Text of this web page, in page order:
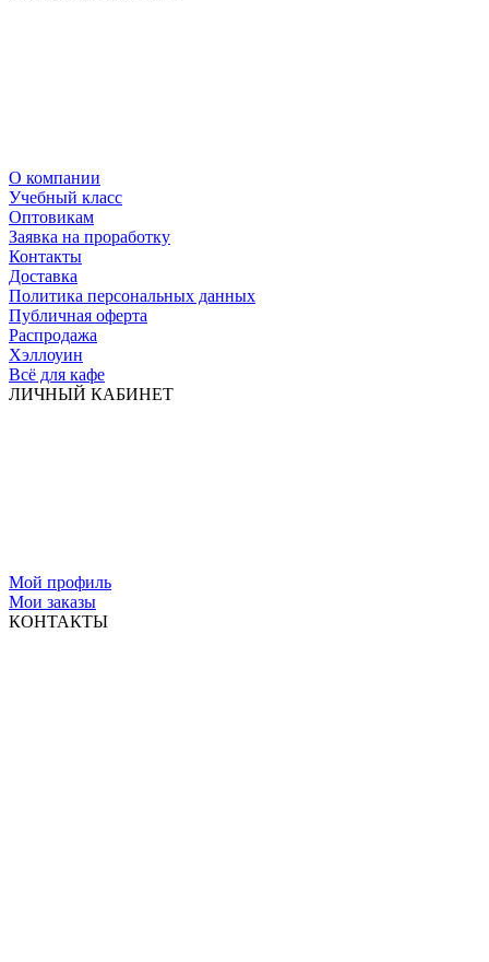
О компании
Учебный класс
Оптовикам
Заявка на проработку
Контакты
Доставка
Политика персональных данных
Публичная оферта
Распродажа
Хэллоуин
Всё для кафе
ЛИЧНЫЙ КАБИНЕТ
Мой профиль
Мои заказы
КОНТАКТЫ